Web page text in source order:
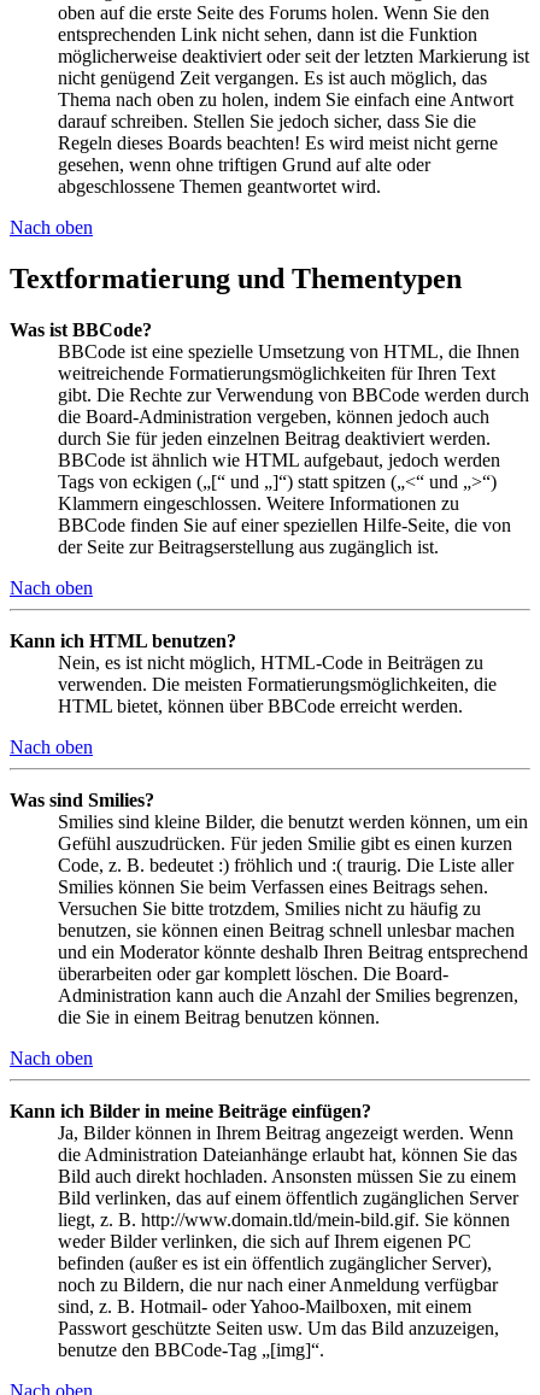
oben auf die erste Seite des Forums holen. Wenn Sie den
entsprechenden Link nicht sehen, dann ist die Funktion
möglicherweise deaktiviert oder seit der letzten Markierung ist
nicht genügend Zeit vergangen. Es ist auch möglich, das
Thema nach oben zu holen, indem Sie einfach eine Antwort
darauf schreiben. Stellen Sie jedoch sicher, dass Sie die
Regeln dieses Boards beachten! Es wird meist nicht gerne
gesehen, wenn ohne triftigen Grund auf alte oder
abgeschlossene Themen geantwortet wird.
Nach oben
Textformatierung und Thementypen
Was ist BBCode?
BBCode ist eine spezielle Umsetzung von HTML, die Ihnen
weitreichende Formatierungsmöglichkeiten für Ihren Text
gibt. Die Rechte zur Verwendung von BBCode werden durch
die Board-Administration vergeben, können jedoch auch
durch Sie für jeden einzelnen Beitrag deaktiviert werden.
BBCode ist ähnlich wie HTML aufgebaut, jedoch werden
Tags von eckigen („[“ und „]“) statt spitzen („<“ und „>“)
Klammern eingeschlossen. Weitere Informationen zu
BBCode finden Sie auf einer speziellen Hilfe-Seite, die von
der Seite zur Beitragserstellung aus zugänglich ist.
Nach oben
Kann ich HTML benutzen?
Nein, es ist nicht möglich, HTML-Code in Beiträgen zu
verwenden. Die meisten Formatierungsmöglichkeiten, die
HTML bietet, können über BBCode erreicht werden.
Nach oben
Was sind Smilies?
Smilies sind kleine Bilder, die benutzt werden können, um ein
Gefühl auszudrücken. Für jeden Smilie gibt es einen kurzen
Code, z. B. bedeutet :) fröhlich und :( traurig. Die Liste aller
Smilies können Sie beim Verfassen eines Beitrags sehen.
Versuchen Sie bitte trotzdem, Smilies nicht zu häufig zu
benutzen, sie können einen Beitrag schnell unlesbar machen
und ein Moderator könnte deshalb Ihren Beitrag entsprechend
überarbeiten oder gar komplett löschen. Die Board-
Administration kann auch die Anzahl der Smilies begrenzen,
die Sie in einem Beitrag benutzen können.
Nach oben
Kann ich Bilder in meine Beiträge einfügen?
Ja, Bilder können in Ihrem Beitrag angezeigt werden. Wenn
die Administration Dateianhänge erlaubt hat, können Sie das
Bild auch direkt hochladen. Ansonsten müssen Sie zu einem
Bild verlinken, das auf einem öffentlich zugänglichen Server
liegt, z. B. http://www.domain.tld/mein-bild.gif. Sie können
weder Bilder verlinken, die sich auf Ihrem eigenen PC
befinden (außer es ist ein öffentlich zugänglicher Server),
noch zu Bildern, die nur nach einer Anmeldung verfügbar
sind, z. B. Hotmail- oder Yahoo-Mailboxen, mit einem
Passwort geschützte Seiten usw. Um das Bild anzuzeigen,
benutze den BBCode-Tag „[img]“.
Nach oben